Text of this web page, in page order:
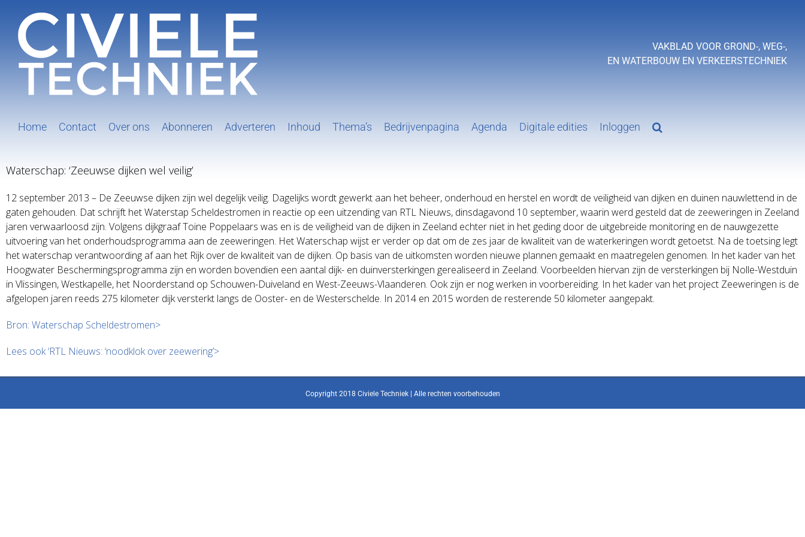
inhoud
VAKBLAD VOOR GROND-, WEG-,
EN WATERBOUW EN VERKEERSTECHNIEK
Home Contact Over ons Abonneren Adverteren Inhoud Thema’s Bedrijvenpagina Agenda Digitale edities Inloggen
Waterschap: ‘Zeeuwse dijken wel veilig’
12 september 2013 – De Zeeuwse dijken zijn wel degelijk veilig. Dagelijks wordt gewerkt aan het beheer, onderhoud en herstel en wordt de veiligheid van dijken en duinen nauwlettend in de
gaten gehouden. Dat schrijft het Waterstap Scheldestromen in reactie op een uitzending van RTL Nieuws, dinsdagavond 10 september, waarin werd gesteld dat de zeeweringen in Zeeland
jaren verwaarloosd zijn. Volgens dijkgraaf Toine Poppelaars was en is de veiligheid van de dijken in Zeeland echter niet in het geding door de uitgebreide monitoring en de nauwgezette
uitvoering van het onderhoudsprogramma aan de zeeweringen. Het Waterschap wijst er verder op dat om de zes jaar de kwaliteit van de waterkeringen wordt getoetst. Na de toetsing legt
het waterschap verantwoording af aan het Rijk over de kwaliteit van de dijken. Op basis van de uitkomsten worden nieuwe plannen gemaakt en maatregelen genomen. In het kader van het
Hoogwater Beschermingsprogramma zijn en worden bovendien een aantal dijk- en duinversterkingen gerealiseerd in Zeeland. Voorbeelden hiervan zijn de versterkingen bij Nolle-Westduin
in Vlissingen, Westkapelle, het Noorderstand op Schouwen-Duiveland en West-Zeeuws-Vlaanderen. Ook zijn er nog werken in voorbereiding. In het kader van het project Zeeweringen is de
afgelopen jaren reeds 275 kilometer dijk versterkt langs de Ooster- en de Westerschelde. In 2014 en 2015 worden de resterende 50 kilometer aangepakt.
Bron: Waterschap Scheldestromen>
Lees ook ‘RTL Nieuws: ‘noodklok over zeewering’>
Copyright 2018 Civiele Techniek | Alle rechten voorbehouden